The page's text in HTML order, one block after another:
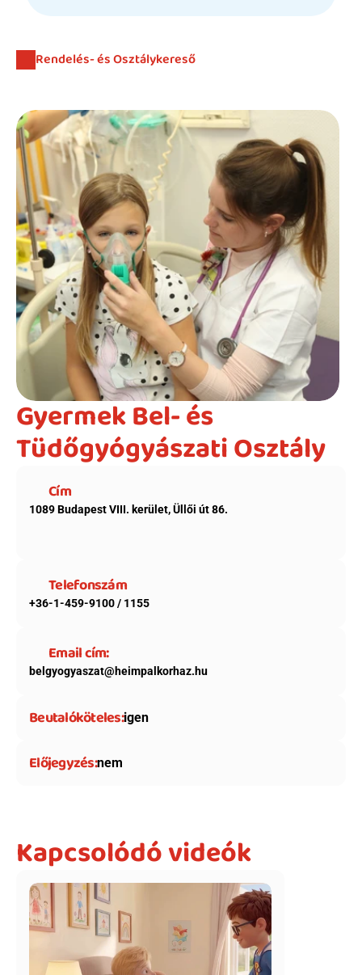
Szülőknek
HEIM Akadémia
Karrier
Rendelés- és Osztálykereső
Gyermek Bel- és
Tüdőgyógyászati Osztály
Cím
1089 Budapest VIII. kerület, Üllői út 86.
Telefonszám
+36-1-459-9100 / 1155
Email cím:
belgyogyaszat@heimpalkorhaz.hu
Beutalóköteles:igen
Előjegyzés:nem
Kapcsolódó videók